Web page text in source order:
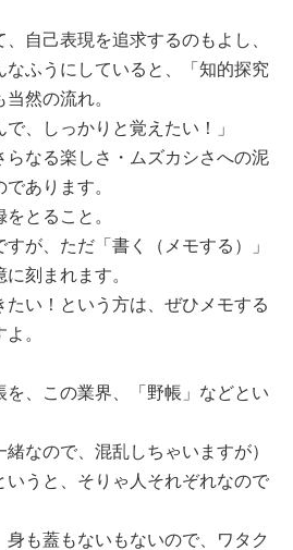
自己表現を追求するのもよし、
なふうにしていると、「知的探究
然の流れ。
で、しっかりと覚えたい！」
らなる楽しさ・ムズカシさへの泥
あります。
とること。
が、ただ「書く（メモする）」
刻まれます。
たい！という方は、ぜひメモする
。
を、この業界、「野帳」などとい
緒なので、混乱しちゃいますが）
いうと、そりゃ人それぞれなので
も蓋もないもないので、ワタク